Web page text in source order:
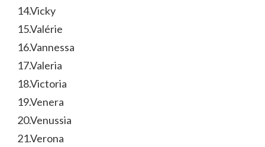
14.Vicky
15.Valérie
16.Vannessa
17.Valeria
18.Victoria
19.Venera
20.Venussia
21.Verona